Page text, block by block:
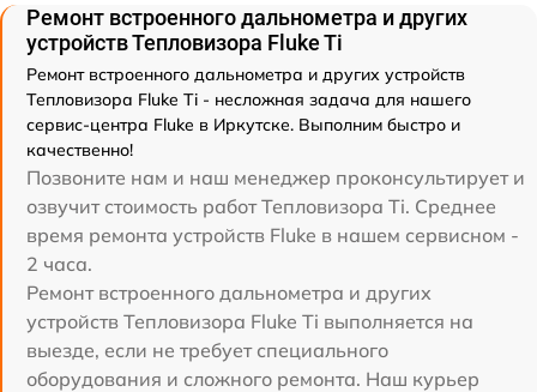
Ремонт встроенного дальнометра и других
устройств Тепловизора Fluke Ti
Ремонт встроенного дальнометра и других устройств
Тепловизора Fluke Ti - несложная задача для нашего
сервис-центра Fluke в Иркутске. Выполним быстро и
качественно!
Позвоните нам и наш менеджер проконсультирует и
озвучит стоимость работ Тепловизора Ti. Среднее
время ремонта устройств Fluke в нашем сервисном -
2 часа.
Ремонт встроенного дальнометра и других
устройств Тепловизора Fluke Ti выполняется на
выезде, если не требует специального
оборудования и сложного ремонта. Наш курьер